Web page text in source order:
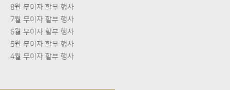
8월 무이자 할부 행사
7월 무이자 할부 행사
6월 무이자 할부 행사
5월 무이자 할부 행사
4월 무이자 할부 행사